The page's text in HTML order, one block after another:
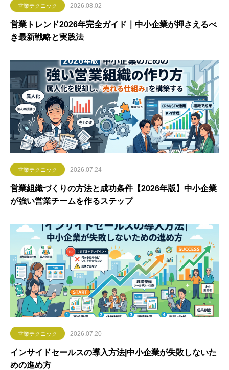
営業テクニック 2026.08.02
営業トレンド2026年完全ガイド｜中小企業が押さえるべ
き最新戦略と実践法
営業テクニック 2026.07.24
営業組織づくりの方法と成功条件【2026年版】中小企業
が強い営業チームを作るステップ
営業テクニック 2026.07.20
インサイドセールスの導入方法|中小企業が失敗しないた
めの進め方